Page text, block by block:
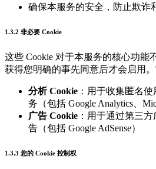
确保本服务的安全，防止欺诈
1.3.2 非必要 Cookie
这些 Cookie 对于本服务的核心功能
获得您明确的事先同意后才会启用。
分析 Cookie ：用于收集匿名
务（包括 Google Analytics、
广告 Cookie ：用于通过第三
告（包括 Google AdSense）
1.3.3 您的 Cookie 控制权